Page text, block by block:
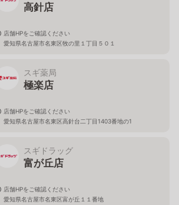
高針店
店舗HPをご確認ください
愛知県名古屋市名東区牧の里１丁目５０１
スギ薬局
極楽店
店舗HPをご確認ください
愛知県名古屋市名東区高針台二丁目1403番地の1
スギドラッグ
富が丘店
店舗HPをご確認ください
愛知県名古屋市名東区富が丘１１番地